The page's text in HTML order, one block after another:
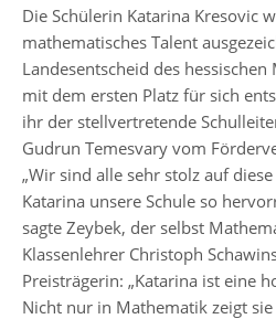
Stufenleitung
Jg.
9-
10
Sekretariat
Lehrerkollegium
Schulgesundheitsfachkraft
Die Schülerin Katarina Kresovic
mathematisches Talent
Landesentscheid des
mit dem ersten Platz für sich
ihr der stellvertretende
Gudrun Temesvary vom
„Wir sind alle sehr stolz auf
Katarina unsere Schule so
sagte Zeybek, der selbst
Klassenlehrer Christoph
Preisträgerin: „Katarina ist eine
Nicht nur in Mathematik zeigt